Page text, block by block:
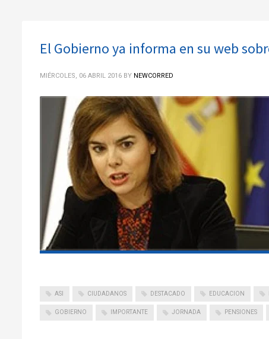
El Gobierno ya informa en su web
MIÉRCOLES, 06 ABRIL 2016 BY NEWCORRED
ASI CIUDADANOS DESTACADO EDUCACION
GOBIERNO IMPORTANTE JORNADA PENSIONES